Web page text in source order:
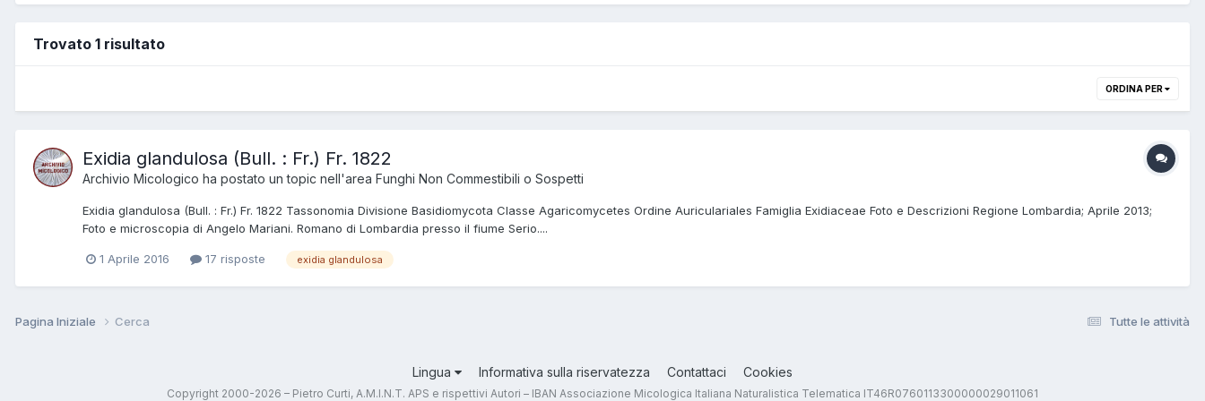
Trovato 1 risultato
ORDINA PER
Exidia glandulosa (Bull. : Fr.) Fr. 1822
Archivio Micologico ha postato un topic nell'area Funghi Non Commestibili o Sospetti
Exidia glandulosa (Bull. : Fr.) Fr. 1822 Tassonomia Divisione Basidiomycota Classe Agaricomycetes Ordine Auriculariales Famiglia Exidiaceae Foto e Descrizioni Regione Lombardia; Aprile 2013;
Foto e microscopia di Angelo Mariani. Romano di Lombardia presso il fiume Serio....
1 Aprile 2016 17 risposte exidia glandulosa
Tutte le attività
Pagina Iniziale Cerca
Lingua Informativa sulla riservatezza Contattaci Cookies
Copyright 2000-2026 – Pietro Curti, A.M.I.N.T. APS e rispettivi Autori – IBAN Associazione Micologica Italiana Naturalistica Telematica IT46R0760113300000029011061